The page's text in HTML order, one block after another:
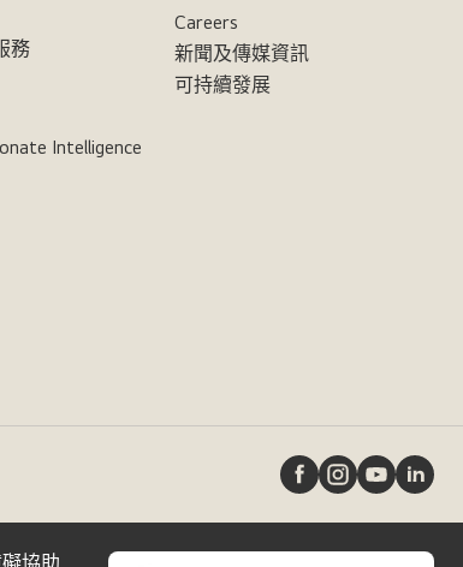
務
Intelligence
Careers
新聞及傳媒資訊
可持續發展